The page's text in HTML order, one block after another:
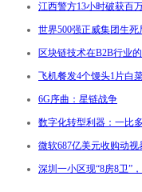
江西警方13小时破获百
世界500强正威集团生死
区块链技术在B2B行业
飞机餐发4个馒头1片白
6G序曲：星链战争
数字化转型利器：一比
微软687亿美元收购动视
深圳一小区现“8房8卫”